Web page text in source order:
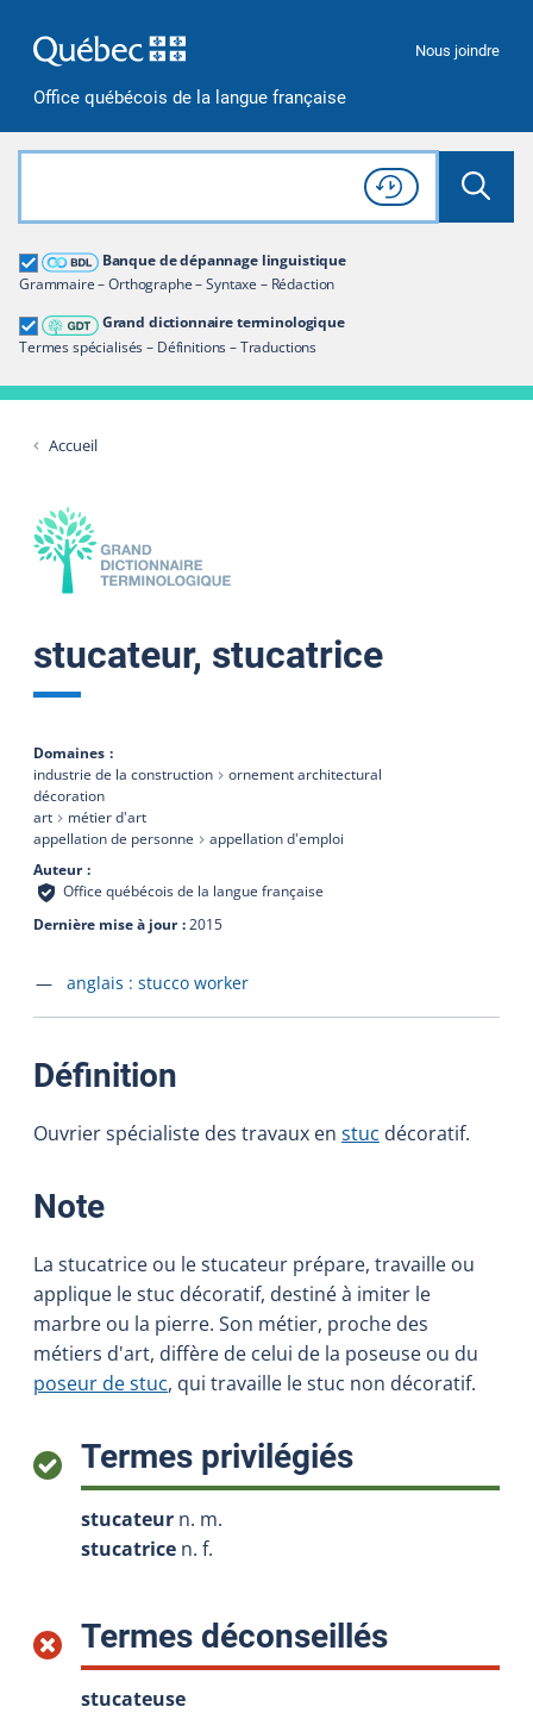
Office québécois de la langue française
Nous joindre
Rechercher dans tout le site
Lancer
Consulter l'
Historique
de recherche
Banque de dépannage linguistique
Grammaire – Orthographe – Syntaxe – Rédaction
Grand dictionnaire terminologique
Termes spécialisés – Définitions – Traductions
Grand dictionnaire terminologique
Restreindre aux termes
Accueil
stucateur, stucatrice
Domaines
industrie de la construction
ornement architectural
décoration
art
métier d'art
appellation de personne
appellation d'emploi
Auteur
Office québécois de la langue française
Dernière mise à jour 2015
Accéder à la fiche en
anglais : stucco worker
Définition
Ouvrier spécialiste des travaux en stuc décoratif.
Note:
La stucatrice ou le stucateur prépare, travaille ou
applique le stuc décoratif, destiné à imiter le
marbre ou la pierre. Son métier, proche des
métiers d'art, diffère de celui de la poseuse ou du
poseur de stuc, qui travaille le stuc non décoratif.
Termes privilégiés:
stucateur n. m.
stucatrice n. f.
Termes déconseillés:
stucateuse